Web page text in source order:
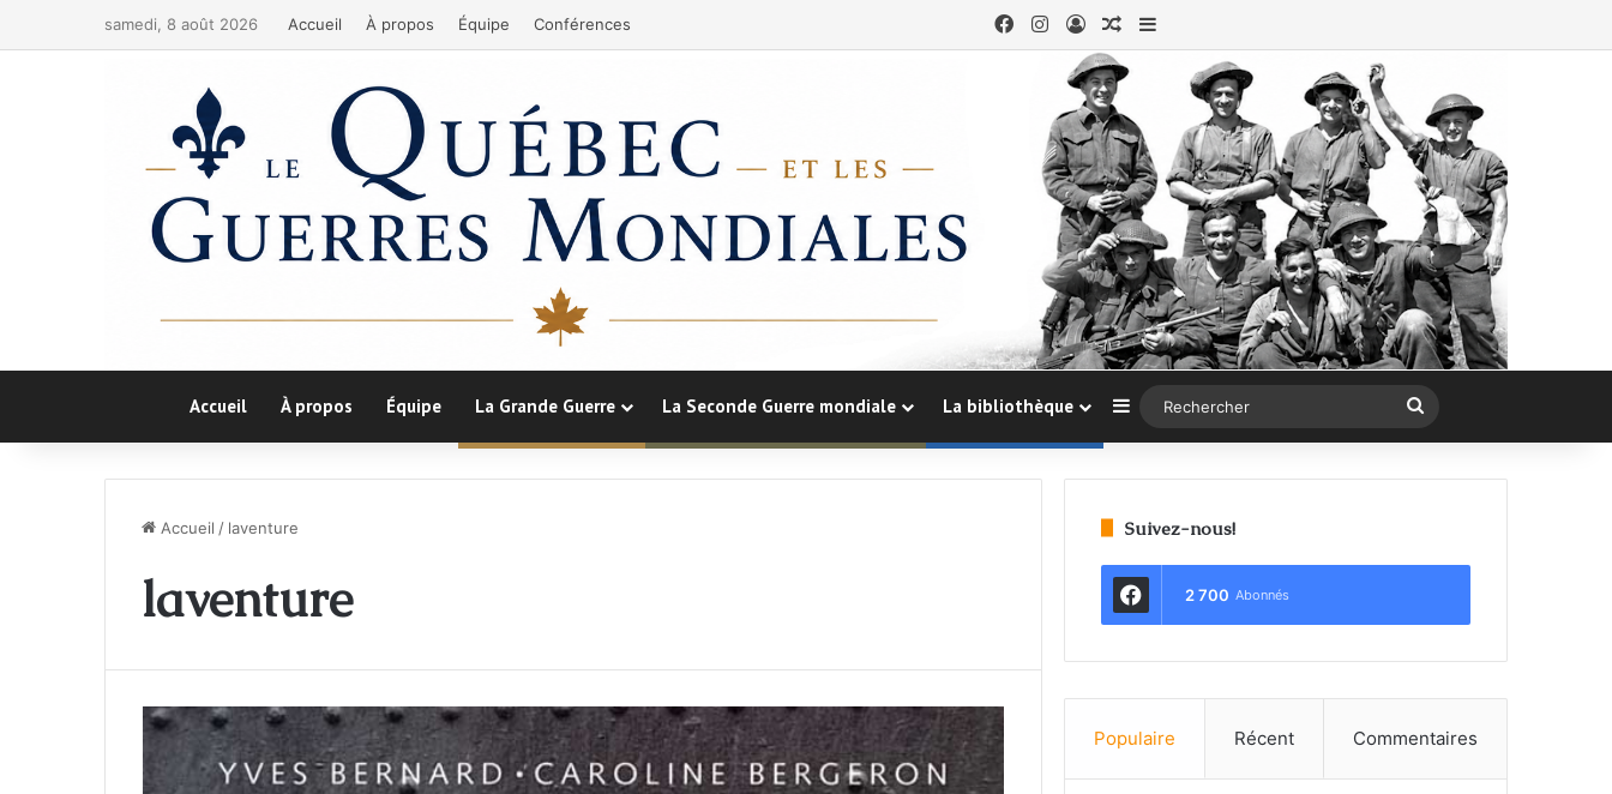
samedi, 8 août 2026 Accueil À propos Équipe Conférences Facebook
InstagramConnexion
Article au hasard
Sidebar (barre latérale)
Accueil À propos Équipe La Grande Guerre La Seconde Guerre mondiale La bibliothèque Sidebar (barre latérale)
Accueil / laventure
laventure
Suivez-nous!
2 700 Abonnés
Populaire Récent Commentaires